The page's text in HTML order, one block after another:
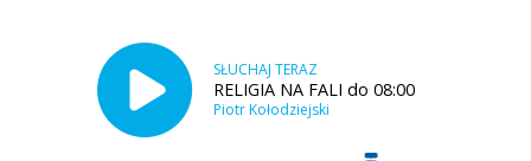
SŁUCHAJ TERAZ
RELIGIA NA FALI do 08:00
Piotr Kołodziejski